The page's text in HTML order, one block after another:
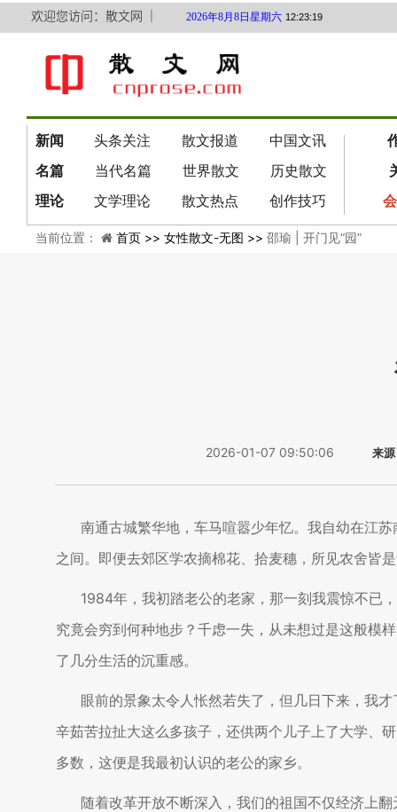
欢迎您访问：散文网 ｜
新闻 头条关注 散文报道 中国文讯
名篇
当代名篇 世界散文 历史散文
理论
文学理论 散文热点 创作技巧
2026年8月8日星期六 12:23:19
当前位置： 首页 >> 女性散文-无图 >> 邵瑜 | 开门见“园”
2026-01-07 09:50:06
南通古城繁华地，车马喧嚣少年忆。我自幼在江
之间。即便去郊区学农摘棉花、拾麦穗，所见农舍皆
1984年，我初踏老公的老家，那一刻我震惊不已
究竟会穷到何种地步？千虑一失，从未想过是这般模
了几分生活的沉重感。
眼前的景象太令人怅然若失了，但几日下来，我
辛茹苦拉扯大这么多孩子，还供两个儿子上了大学、
多数，这便是我最初认识的老公的家乡。
随着改革开放不断深入，我们的祖国不仅经济上
来